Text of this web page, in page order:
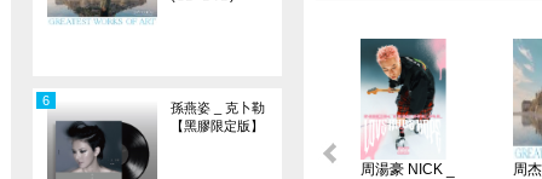
孫燕姿 _ 克卜勒
【黑膠限定版】
6
周湯豪 NICK _
周